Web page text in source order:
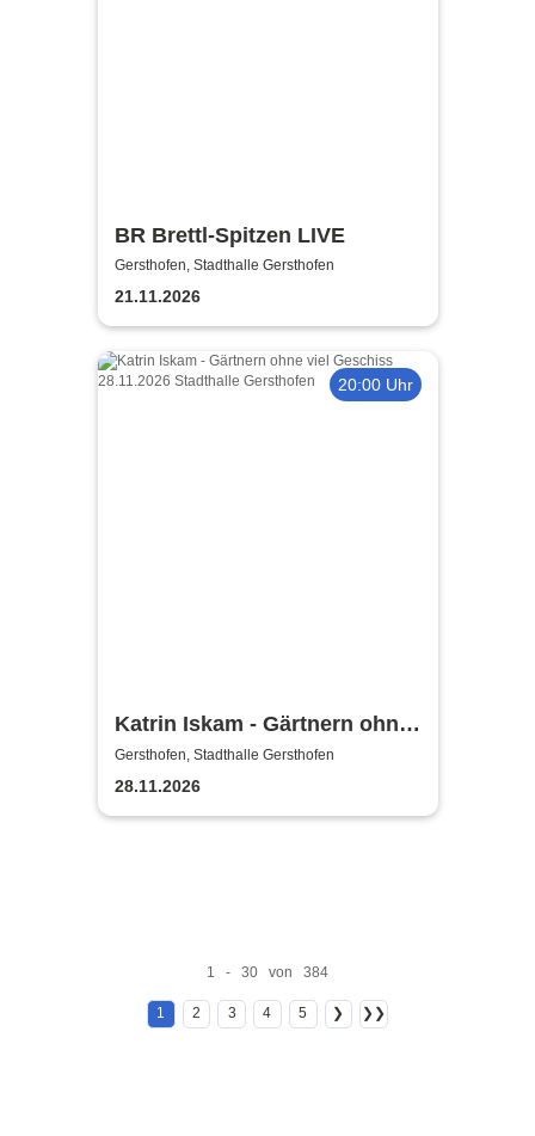
BR Brettl-Spitzen LIVE
Gersthofen, Stadthalle Gersthofen
21.11.2026
20:00 Uhr
Katrin Iskam - Gärtnern ohne
viel Geschiss
Gersthofen, Stadthalle Gersthofen
28.11.2026
1 - 30 von 384
1 2 3 4 5 ❯ ❯❯